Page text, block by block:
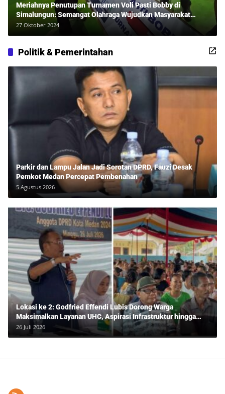
Meriahnya Penutupan Turnamen Voli Pasti Bobby di
Simalungun: Semangat Olahraga Wujudkan Masyarakat
Sehat Bersama Erwan Rozadi dan Ribuan Penonton!
27 Oktober 2024
Politik & Pemerintahan
Parkir dan Lampu Jalan Jadi Sorotan DPRD, Fauzi Desak
Pemkot Medan Percepat Pembenahan
5 Agustus 2026
Lokasi ke 2: Godfried Effendi Lubis Dorong Warga
Maksimalkan Layanan UHC, Aspirasi Infrastruktur hingga
Pendidikan Mengemuka dalam Reses Medan Amplas
26 Juli 2026